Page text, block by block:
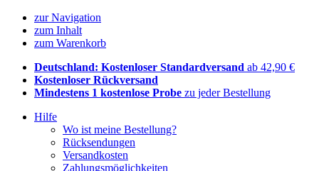
zur Navigation
zum Inhalt
zum Warenkorb
Deutschland: Kostenloser Standardversand ab 42,90 €
Kostenloser Rückversand
Mindestens 1 kostenlose Probe zu jeder Bestellung
Hilfe
Wo ist meine Bestellung?
Rücksendungen
Versandkosten
Zahlungsmöglichkeiten